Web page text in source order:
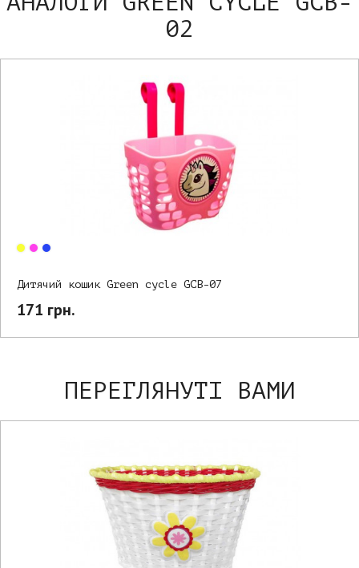
02
Дитячий кошик Green cycle GCB-07
171 грн.
ПЕРЕГЛЯНУТІ ВАМИ